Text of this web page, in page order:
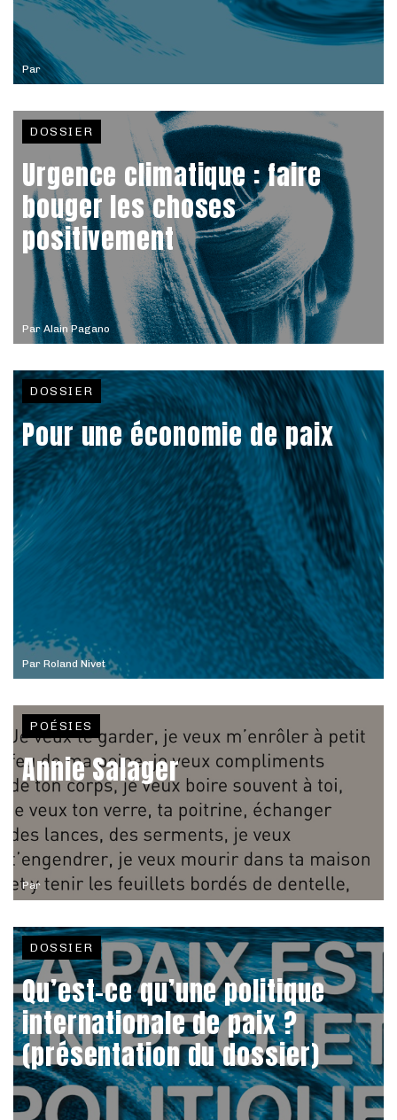
Par
Par Alain Pagano
DOSSIER
Urgence climatique : faire
bouger les choses
positivement
Par Roland Nivet
DOSSIER
Pour une économie de paix
Par
POÉSIES
Annie Salager
DOSSIER
Qu’est-ce qu’une politique
internationale de paix ?
(présentation du dossier)